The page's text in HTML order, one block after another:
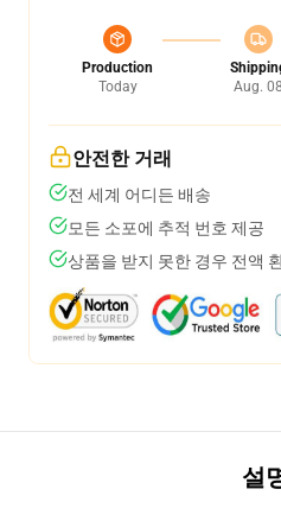
Production
Today
Aug. 08
안전한 거래
전 세계 어디든 배송
모든 소포에 추적 번호 제공
상품을 받지 못한 경우 전액
설